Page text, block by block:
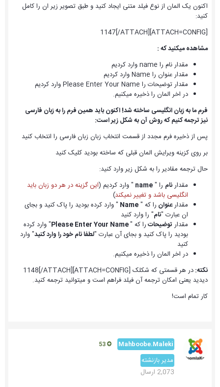
اکنون یک المان از نوع فیلد متنی ایجاد کنید و طبق تصویر زیر ان را کامل
کنید:
[ATTACH=CONFIG]1147[/ATTACH]
مشاهده میکنید که :
مقدار نام را name وارد کردیم
مقدار عنوان را Name وارد کردیم
مقدار توضیحات را Please Enter Your Name وارد کردیم
در اخر المان را ذخیره میکنیم.
فرم ما به زبان انگلیسی ساخته شد! اکنون باید همین فرم را به زبان فارسی
نیز ترجمه کنیم که روش آن به شکل زیر است:
پس از ذخیره فرم مجدد از قسمت انتخاب زبان زبان فارسی را انتخاب کنید
بر روی کزینه ویرایش المان قبلی که ساخته بودید کلیک کنید
حال ترجمه مقادیر را به شکل زیر وارد کنید:
مقدارنام را "name " وارد کردیم (این گزینه در هر دو زبان باید
انگلیسی باشد و تغییر نمیکند)
مقدارعنوان را که "Name " وارد کرده بودید را پاک کنید و بجای
ان عبارت "نام" را وارد کنید
مقدار توضیحاترا که "
" وارد کرده
بودید را پاک کنید و بجای آن عبارت "لطفا نام خود را وارد کنید" وارد
کنید
در اخر المان را ذخیره میکنیم.
نکته:
در هر قسمتی که شکلک [ATTACH=CONFIG]1148[/ATTACH]
دیدید یعنی امکان ترجمه آن فیلد فراهم است و میتوانید ترجمه کنید.
کار تمام است!
Mahboobe.Maleki
مدیر بازنشته
2,073 ارسال